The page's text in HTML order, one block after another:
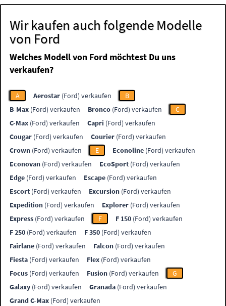
Wir kaufen auch folgende Modelle
von Ford
Welches Modell von Ford möchtest Du uns
verkaufen?
A Aerostar (Ford) verkaufen
B
B-Max (Ford) verkaufen Bronco (Ford) verkaufen
C
C-Max (Ford) verkaufen Capri (Ford) verkaufen
Cougar (Ford) verkaufen Courier (Ford) verkaufen
Crown (Ford) verkaufen E Econoline (Ford) verkaufen
Econovan (Ford) verkaufen EcoSport (Ford) verkaufen
Edge (Ford) verkaufen Escape (Ford) verkaufen
Escort (Ford) verkaufen Excursion (Ford) verkaufen
Expedition (Ford) verkaufen Explorer (Ford) verkaufen
Express (Ford) verkaufen F F 150 (Ford) verkaufen
F 250 (Ford) verkaufen F 350 (Ford) verkaufen
Fairlane (Ford) verkaufen Falcon (Ford) verkaufen
Fiesta (Ford) verkaufen Flex (Ford) verkaufen
Focus (Ford) verkaufen Fusion (Ford) verkaufen
G
Galaxy (Ford) verkaufen Granada (Ford) verkaufen
Grand C-Max (Ford) verkaufen